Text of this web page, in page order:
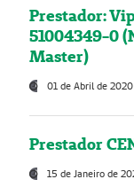
Prestador:
51004349-0
Master)
01 de Abril de 2020
Prestador
15 de Janeiro de